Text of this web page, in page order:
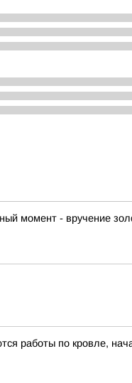
момент - вручение
работы по кровле,